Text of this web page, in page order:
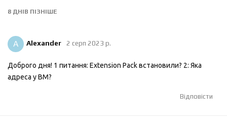
8 ДНІВ ПІЗНІШЕ
A Alexander 2 серп 2023 р.
Доброго дня! 1 питання: Extension Pack встановили? 2: Яка
адреса у ВМ?
Відповісти